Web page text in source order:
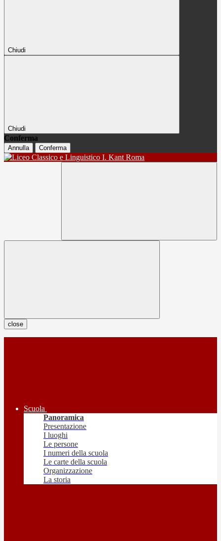
Chiudi
Chiudi
Conferma
Annulla Conferma
close
Scuola
Panoramica
Presentazione
I luoghi
Le persone
I numeri della scuola
Le carte della scuola
Organizzazione
La storia